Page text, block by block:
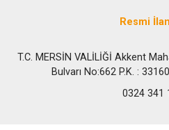
Resmi
T.C. MERSİN VALİLİĞİ Akkent
Bulvarı No:662 P.K. :
0324 341